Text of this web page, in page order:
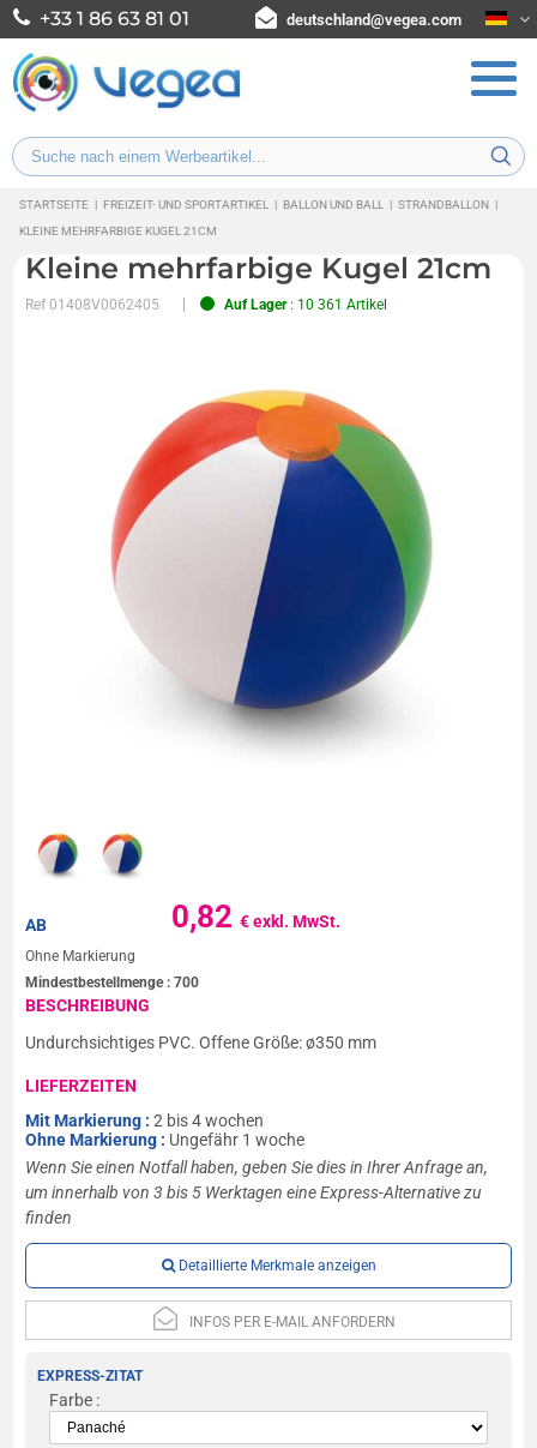
+33 1 86 63 81 01 deutschland@vegea.com
STARTSEITE | FREIZEIT- UND SPORTARTIKEL | BALLON UND BALL | STRANDBALLON |
KLEINE MEHRFARBIGE KUGEL 21CM
Kleine mehrfarbige Kugel 21cm
Ref01408V0062405 Auf Lager: 10 361 Artikel
0,82€ exkl. MwSt.
AB
Ohne Markierung
Mindestbestellmenge :700
BESCHREIBUNG
Undurchsichtiges PVC. Offene Größe: ø350 mm
LIEFERZEITEN
Mit Markierung :2 bis 4 wochen
Ohne Markierung : Ungefähr 1 woche
Wenn Sie einen Notfall haben, geben Sie dies in Ihrer Anfrage an,
um innerhalb von 3 bis 5 Werktagen eine Express-Alternative zu
finden
Detaillierte Merkmale anzeigen
INFOS PER E-MAIL ANFORDERN
EXPRESS-ZITAT
Farbe :